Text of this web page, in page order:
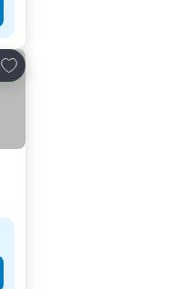
Føj til favoritter